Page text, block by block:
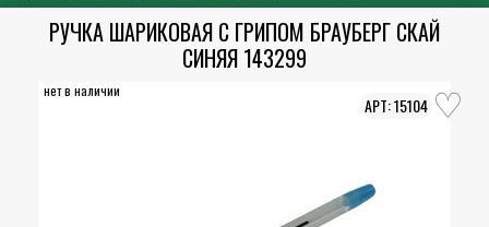
РУЧКА ШАРИКОВАЯ С ГРИПОМ БРАУБЕРГ СКАЙ
СИНЯЯ 143299
нет в наличии
15104